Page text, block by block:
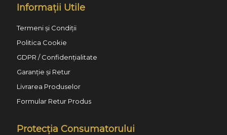
Informații Utile
Termeni și Condiții
Politica Cookie
GDPR / Confidențialitate
Garanție și Retur
Livrarea Produselor
Formular Retur Produs
Protecția Consumatorului